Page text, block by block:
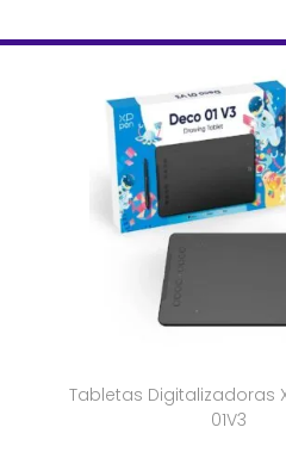
Tabletas Digitalizadoras
01V3